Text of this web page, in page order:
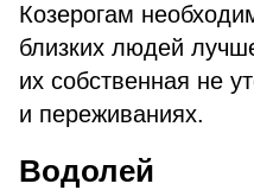
Козерогам
близких людей
их собственная не
и переживаниях.
Водолей